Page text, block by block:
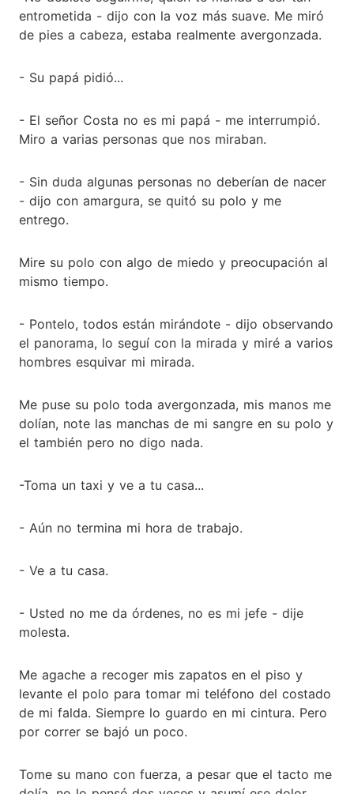
entrometida - dijo con la voz más suave. Me miró
de pies a cabeza, estaba realmente avergonzada.
- Su papá pidió...
- El señor Costa no es mi papá - me interrumpió.
Miro a varias personas que nos miraban.
- Sin duda algunas personas no deberían de nacer
- dijo con amargura, se quitó su polo y me
entrego.
Mire su polo con algo de miedo y preocupación al
mismo tiempo.
- Pontelo, todos están mirándote - dijo observando
el panorama, lo seguí con la mirada y miré a varios
hombres esquivar mi mirada.
Me puse su polo toda avergonzada, mis manos me
dolían, note las manchas de mi sangre en su polo y
el también pero no digo nada.
-Toma un taxi y ve a tu casa...
- Aún no termina mi hora de trabajo.
- Ve a tu casa.
- Usted no me da órdenes, no es mi jefe - dije
molesta.
Me agache a recoger mis zapatos en el piso y
levante el polo para tomar mi teléfono del costado
de mi falda. Siempre lo guardo en mi cintura. Pero
por correr se bajó un poco.
Tome su mano con fuerza, a pesar que el tacto me